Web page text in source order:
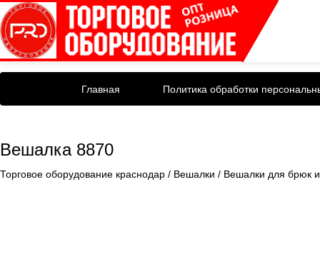
Главная Политика обработки
Вешалка 8870
Торговое оборудование краснодар / Вешалки / Вешалки для брюк